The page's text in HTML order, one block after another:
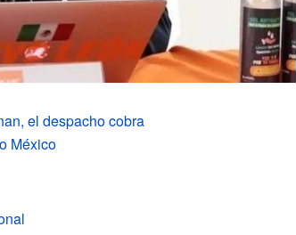
el despacho cobra
México